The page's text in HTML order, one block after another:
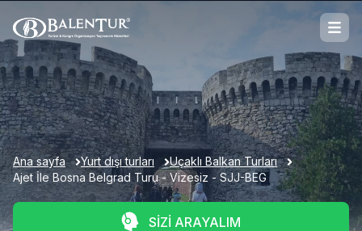
Ana sayfa Yurt dışı turları
Uçaklı Balkan Turları
Ajet İle Bosna Belgrad Turu - Vizesiz - SJJ-BEG
SİZİ ARAYALIM